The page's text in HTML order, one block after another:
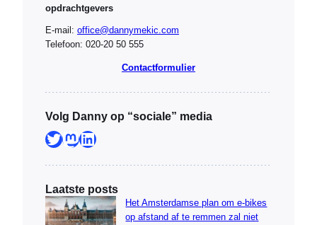
opdrachtgevers
E-mail: office@dannymekic.com
Telefoon: 020-20 50 555
Contactformulier
Volg Danny op “sociale” media
Twitter Mastodon LinkedIn
Laatste posts
Het Amsterdamse plan om e-bikes
op afstand af te remmen zal niet